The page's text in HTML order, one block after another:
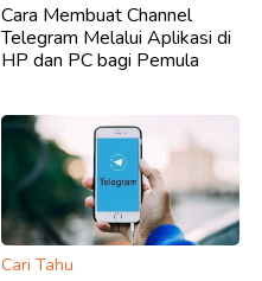
Cara Membuat Channel
Telegram Melalui Aplikasi di
HP dan PC bagi Pemula
Cari Tahu